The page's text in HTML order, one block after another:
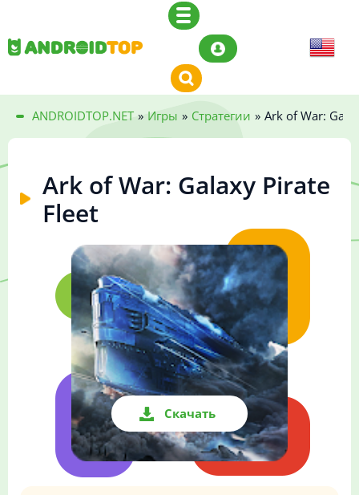
ANDROIDTOP.NET » Игры » Стратегии » Ark of War:
Ark of War: Galaxy Pirate
Fleet
Скачать